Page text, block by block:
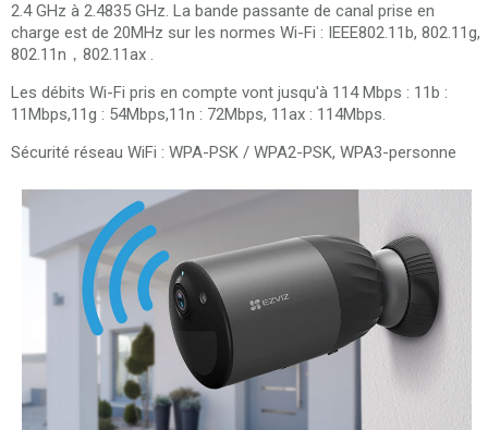
2.4 GHz à 2.4835 GHz. La bande passante de canal prise en
charge est de 20MHz sur les normes Wi-Fi : IEEE802.11b, 802.11g,
802.11n，802.11ax .
Les débits Wi-Fi pris en compte vont jusqu'à 114 Mbps : 11b :
11Mbps,11g : 54Mbps,11n : 72Mbps, 11ax : 114Mbps.
Sécurité réseau WiFi : WPA-PSK / WPA2-PSK, WPA3-personne